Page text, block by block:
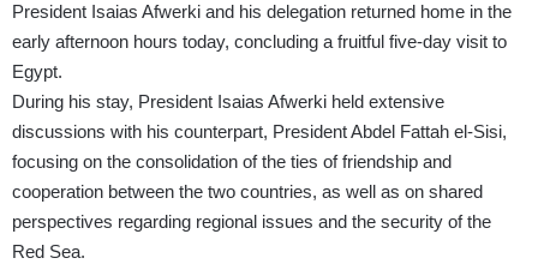
President Isaias Afwerki and his delegation returned home in the
early afternoon hours today, concluding a fruitful five-day visit to
Egypt.
During his stay, President Isaias Afwerki held extensive
discussions with his counterpart, President Abdel Fattah el-Sisi,
focusing on the consolidation of the ties of friendship and
cooperation between the two countries, as well as on shared
perspectives regarding regional issues and the security of the
Red Sea.